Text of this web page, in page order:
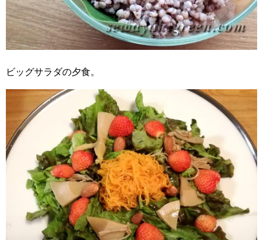
ビッグサラダの夕食。